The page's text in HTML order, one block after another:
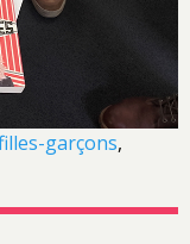
garçons,